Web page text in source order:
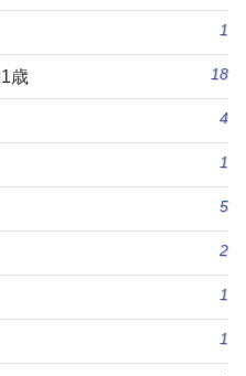
1
歳 18
4
1
5
2
1
1